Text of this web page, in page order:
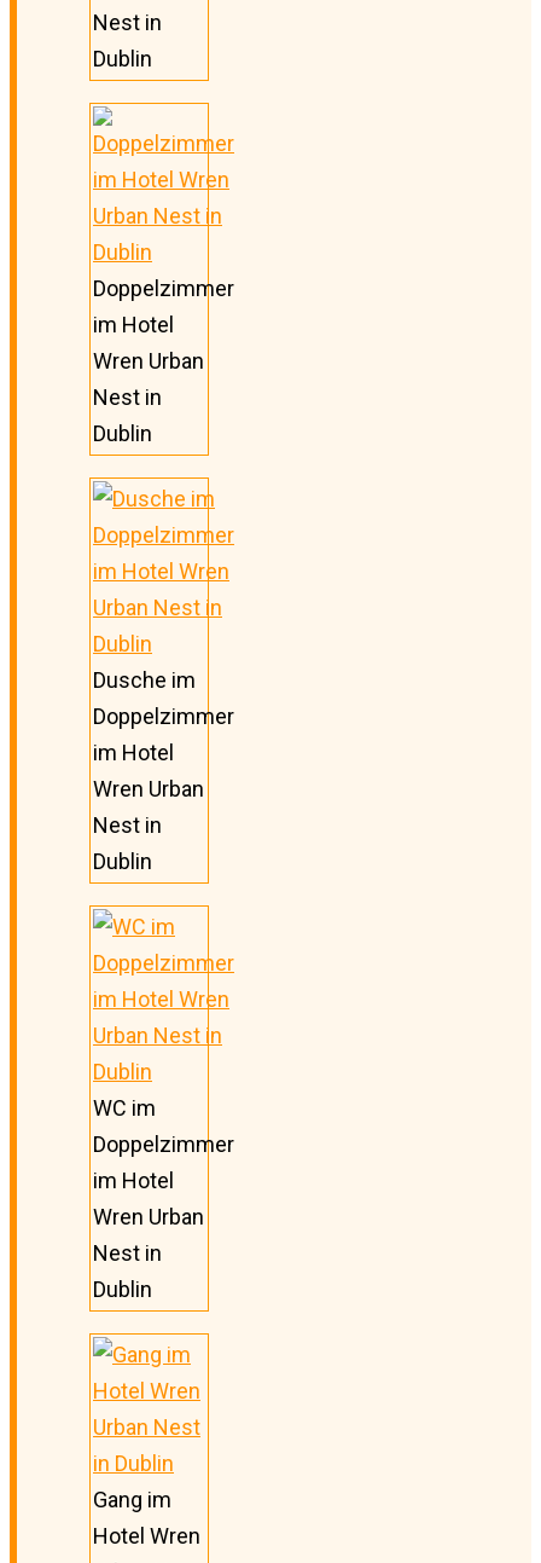
Nest in
Dublin
Doppelzimmer
im Hotel
Wren Urban
Nest in
Dublin
Dusche im
Doppelzimmer
im Hotel
Wren Urban
Nest in
Dublin
WC im
Doppelzimmer
im Hotel
Wren Urban
Nest in
Dublin
Gang im
Hotel Wren